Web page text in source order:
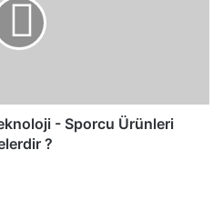
- Sporcu Ürünleri
?